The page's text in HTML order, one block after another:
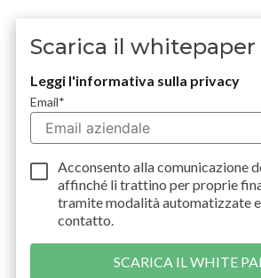
Scarica il whitepaper
Leggi l'informativa sulla privacy
Email*
Acconsento alla comunicazione
affinché li trattino per proprie
tramite modalità automatizzate
contatto.